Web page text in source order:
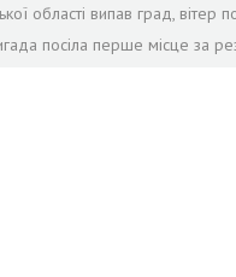
області випав град,
посіла перше місце за